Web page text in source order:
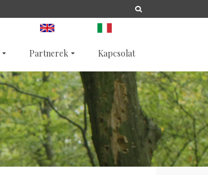
Partnerek Kapcsolat